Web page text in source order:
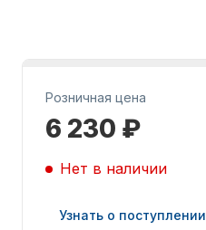
Запчасти для ПЛМ
Розничная цена
6 230 ₽
Нет в наличии
Узнать о поступлении